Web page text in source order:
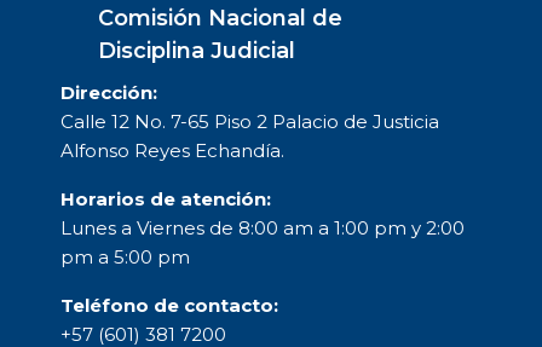
Comisión Nacional de
Disciplina Judicial
Dirección:
Calle 12 No. 7-65 Piso 2 Palacio de Justicia
Alfonso Reyes Echandía.
Horarios de atención:
Lunes a Viernes de 8:00 am a 1:00 pm y 2:00
pm a 5:00 pm
Teléfono de contacto:
+57 (601) 381 7200